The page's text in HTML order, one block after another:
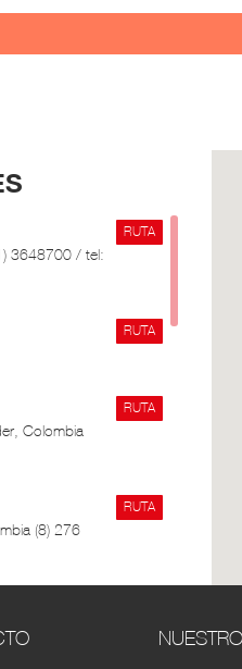
3648700 / tel:
RUTA
RUTA
Colombia
RUTA
(8) 276
RUTA